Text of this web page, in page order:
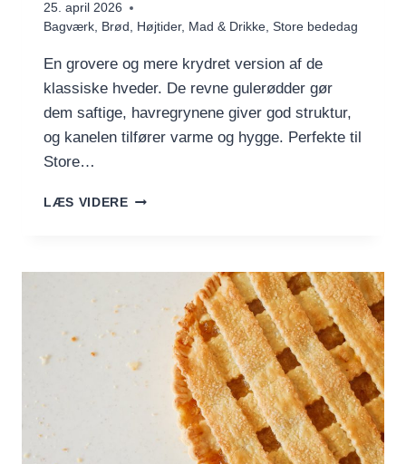
25. april 2026
Bagværk, Brød , Højtider, Mad & Drikke, Store bededag
En grovere og mere krydret version af de
klassiske hveder. De revne gulerødder gør
dem saftige, havregrynene giver god struktur,
og kanelen tilfører varme og hygge. Perfekte til
Store…
LÆS VIDEREGROVE
OG